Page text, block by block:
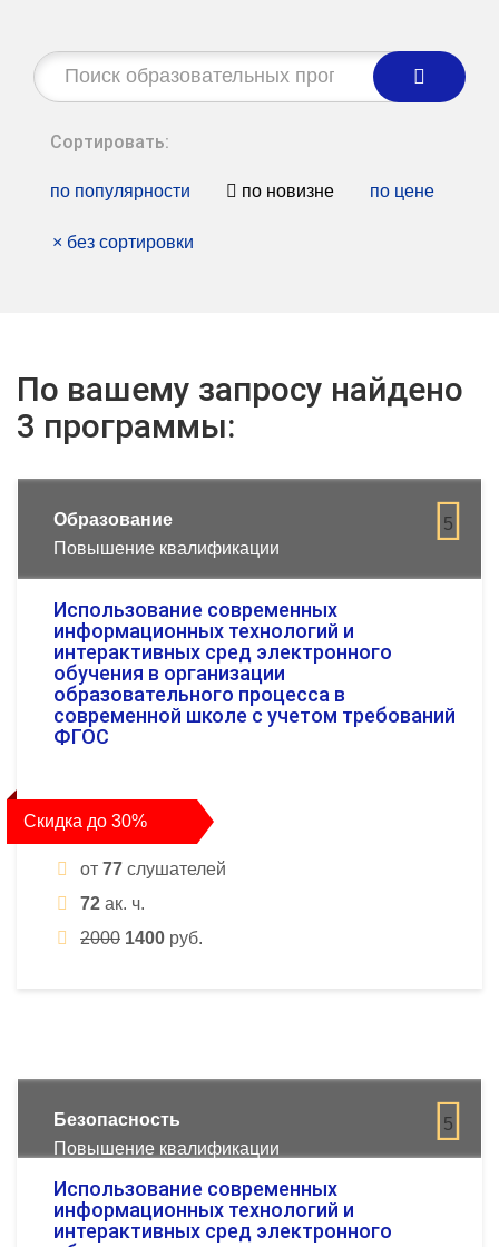
Строка
поиска:
Сортировать:
по популярности по новизне по цене
× без сортировки
По вашему запросу найдено
3 программы:
5
Образование
Повышение квалификации
Использование современных
информационных технологий и
интерактивных сред электронного
обучения в организации
образовательного процесса в
современной школе с учетом требований
ФГОС
Скидка до 30%
от 77 слушателей
72 ак. ч.
2000 1400 руб.
5
Безопасность
Повышение квалификации
Использование современных
информационных технологий и
интерактивных сред электронного